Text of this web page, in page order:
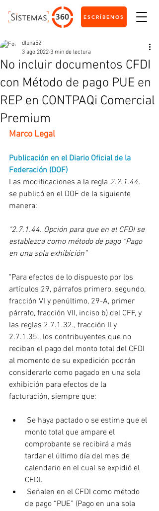
ESCRÍBENOS
No incluir documentos CFDI
con Método de pago PUE en
REP en CONTPAQi Comercial
Premium
dluna52
3 ago 2022 3 min de lectura
Marco Legal
Publicación en el Diario Oficial de la
Federación (DOF)
Las modificaciones a la regla 2.7.1.44.
se publicó en el DOF de la siguiente
manera:
"2.7.1.44. Opción para que en el CFDI se
establezca como método de pago “Pago
en una sola exhibición”
"Para efectos de lo dispuesto por los
artículos 29, párrafos primero, segundo,
fracción VI y penúltimo, 29-A, primer
párrafo, fracción VII, inciso b) del CFF, y
las reglas 2.7.1.32., fracción II y
2.7.1.35., los contribuyentes que no
reciban el pago del monto total del CFDI
al momento de su expedición podrán
considerarlo como pagado en una sola
exhibición para efectos de la
facturación, siempre que:
monto total que ampare el
comprobante se recibirá a más
tardar el último día del mes de
calendario en el cual se expidió el
CFDI.
de pago “PUE” (Pago en una sola